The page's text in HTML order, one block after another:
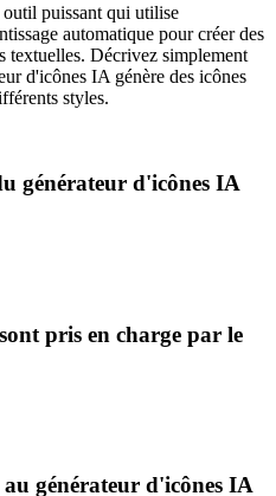
puissant qui utilise
automatique pour créer des
textuelles. Décrivez simplement
d'icônes IA génère des icônes
styles.
générateur d'icônes IA
pris en charge par le
générateur d'icônes IA